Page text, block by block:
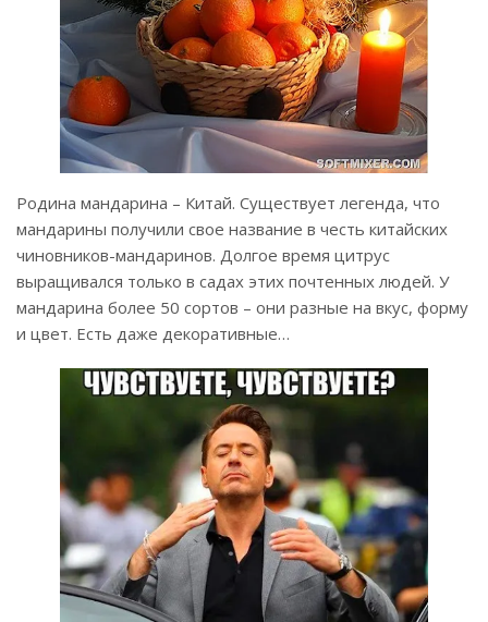
Родина мандарина – Китай. Существует легенда, что
мандарины получили свое название в честь китайских
чиновников-мандаринов. Долгое время цитрус
выращивался только в садах этих почтенных людей. У
мандарина более 50 сортов – они разные на вкус, форму
и цвет. Есть даже декоративные…